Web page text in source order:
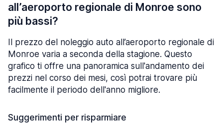
all’aeroporto regionale di Monroe sono
più bassi?
Il prezzo del noleggio auto all’aeroporto regionale di
Monroe varia a seconda della stagione. Questo
grafico ti offre una panoramica sull'andamento dei
prezzi nel corso dei mesi, così potrai trovare più
facilmente il periodo dell'anno migliore.
Suggerimenti per risparmiare